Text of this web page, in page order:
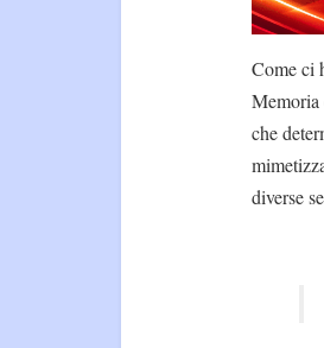
Come ci
Memoria
che
diverse